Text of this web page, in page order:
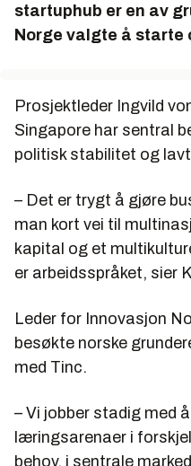
startuphub er en av
Norge valgte å starte
Prosjektleder Ingvild
Singapore har sentral
politisk stabilitet og
– Det er trygt å gjøre
man kort vei til
kapital og et
er arbeidsspråket, sier
Leder for Innovasjon
besøkte norske
med Tinc.
– Vi jobber stadig med
læringsarenaer i
behov, i sentrale